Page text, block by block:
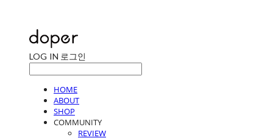
LOG IN 로그인
HOME
ABOUT
SHOP
COMMUNITY
REVIEW